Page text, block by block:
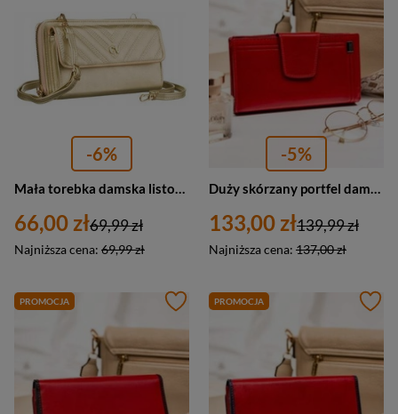
-6%
66,00 zł
Najniższa cena: 69,99 zł
69,99 zł
-5%
133,00 zł
Najniższa cena: 137,00 zł
139,99 zł
PROMOCJA PROMOCJA